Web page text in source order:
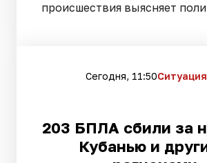
происшествия выясняет
Сегодня, 11:50Ситуация
203 БПЛА сбили за
Кубанью и